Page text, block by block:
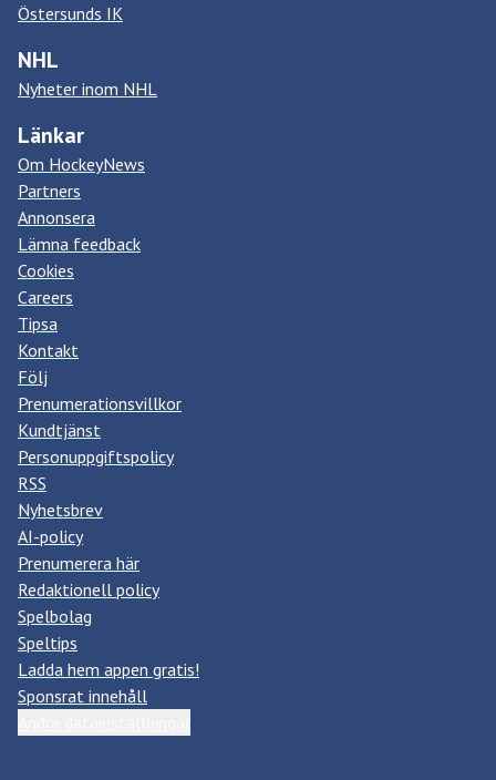
Östersunds IK
NHL
Nyheter inom NHL
Länkar
Om HockeyNews
Partners
Annonsera
Lämna feedback
Cookies
Careers
Tipsa
Kontakt
Följ
Prenumerationsvillkor
Kundtjänst
Personuppgiftspolicy
RSS
Nyhetsbrev
AI-policy
Prenumerera här
Redaktionell policy
Spelbolag
Speltips
Ladda hem appen gratis!
Sponsrat innehåll